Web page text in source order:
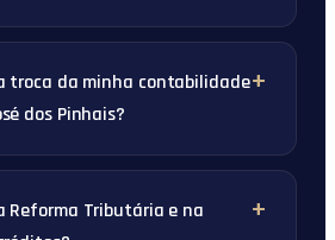
troca da minha contabilidade
dos Pinhais?
Reforma Tributária e na